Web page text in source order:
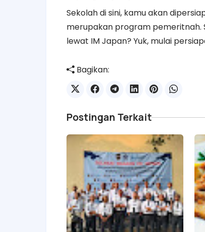
Sekolah di sini, kamu akan
merupakan program pemeritnah.
lewat IM Japan? Yuk, mulai
Bagikan:
Postingan Terkait